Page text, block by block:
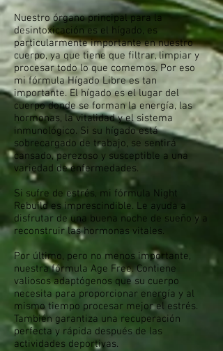
Nuestro órgano principal para la
desintoxicación es el hígado, es
particularmente importante en nuestro
cuerpo, ya que tiene que filtrar, limpiar y
procesar todo lo que comemos. Por eso
mi fórmula Hígado Libre es tan
importante. El hígado es el lugar del
cuerpo donde se forman la energía, las
hormonas, la vitalidad y el sistema
inmunológico. Si su hígado está
sobrecargado de trabajo, se sentirá
cansado, perezoso y susceptible a una
variedad de enfermedades.
Si sufre de estrés, mi fórmula Night
Rebuild es imprescindible. Le ayuda a
disfrutar de una buena noche de sueño y a
reconstruir las hormonas vitales.
Por último, pero no menos importante,
nuestra fórmula Age Free. Contiene
valiosos adaptógenos que su cuerpo
necesita para proporcionar energía y al
mismo tiempo procesar mejor el estrés.
También garantiza una recuperación
perfecta y rápida después de las
actividades deportivas.